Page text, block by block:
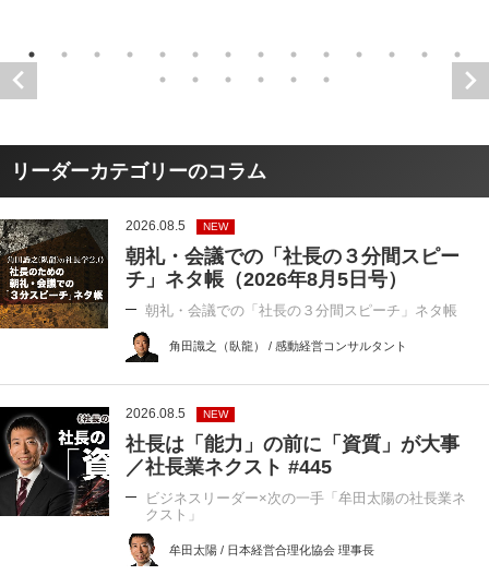
リーダーカテゴリーのコラム
2026.08.5 NEW
朝礼・会議での「社長の３分間スピー
チ」ネタ帳（2026年8月5日号）
朝礼・会議での「社長の３分間スピーチ」ネタ帳
角田識之（臥龍） / 感動経営コンサルタント
2026.08.5 NEW
社長は「能力」の前に「資質」が大事
／社長業ネクスト #445
ビジネスリーダー×次の一手「牟田太陽の社長業ネ
クスト」
牟田太陽 / 日本経営合理化協会 理事長